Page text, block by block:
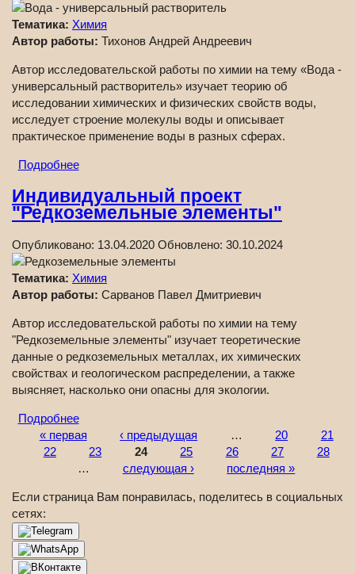
Тематика: Химия
Автор работы: Тихонов Андрей Андреевич
Автор исследовательской работы по химии на тему «Вода -
универсальный растворитель» изучает теорию об
исследовании химических и физических свойств воды,
исследует строение молекулы воды и описывает
практическое применение воды в разных сферах.
Подробнее
Индивидуальный проект
"Редкоземельные элементы"
Опубликовано: 13.04.2020 Обновлено: 30.10.2024
Тематика: Химия
Автор работы: Сарванов Павел Дмитриевич
Автор исследовательской работы по химии на тему
"Редкоземельные элементы" изучает теоретические
данные о редкоземельных металлах, их химических
свойствах и геологическом распределении, а также
выясняет, насколько они опасны для экологии.
Подробнее
Страницы
« первая ‹ предыдущая … 20
21
22
23 24 25 26 27
28
…
следующая › последняя »
Если страница Вам понравилась, поделитесь в социальных
сетях: